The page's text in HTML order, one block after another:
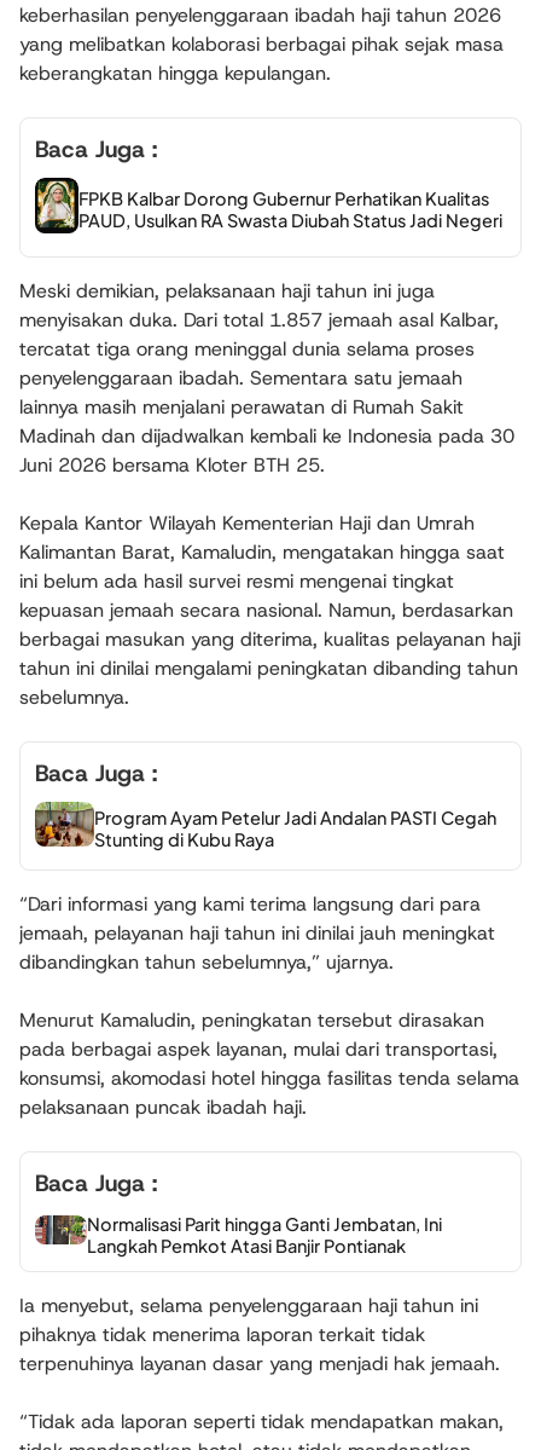
keberhasilan penyelenggaraan ibadah haji tahun 2026
yang melibatkan kolaborasi berbagai pihak sejak masa
keberangkatan hingga kepulangan.
Baca Juga :
FPKB Kalbar Dorong Gubernur Perhatikan Kualitas
PAUD, Usulkan RA Swasta Diubah Status Jadi Negeri
Meski demikian, pelaksanaan haji tahun ini juga
menyisakan duka. Dari total 1.857 jemaah asal Kalbar,
tercatat tiga orang meninggal dunia selama proses
penyelenggaraan ibadah. Sementara satu jemaah
lainnya masih menjalani perawatan di Rumah Sakit
Madinah dan dijadwalkan kembali ke Indonesia pada 30
Juni 2026 bersama Kloter BTH 25.
Kepala Kantor Wilayah Kementerian Haji dan Umrah
Kalimantan Barat, Kamaludin, mengatakan hingga saat
ini belum ada hasil survei resmi mengenai tingkat
kepuasan jemaah secara nasional. Namun, berdasarkan
berbagai masukan yang diterima, kualitas pelayanan haji
tahun ini dinilai mengalami peningkatan dibanding tahun
sebelumnya.
Baca Juga :
Program Ayam Petelur Jadi Andalan PASTI Cegah
Stunting di Kubu Raya
“Dari informasi yang kami terima langsung dari para
jemaah, pelayanan haji tahun ini dinilai jauh meningkat
dibandingkan tahun sebelumnya,” ujarnya.
Menurut Kamaludin, peningkatan tersebut dirasakan
pada berbagai aspek layanan, mulai dari transportasi,
konsumsi, akomodasi hotel hingga fasilitas tenda selama
pelaksanaan puncak ibadah haji.
Baca Juga :
Normalisasi Parit hingga Ganti Jembatan, Ini
Langkah Pemkot Atasi Banjir Pontianak
Ia menyebut, selama penyelenggaraan haji tahun ini
pihaknya tidak menerima laporan terkait tidak
terpenuhinya layanan dasar yang menjadi hak jemaah.
“Tidak ada laporan seperti tidak mendapatkan makan,